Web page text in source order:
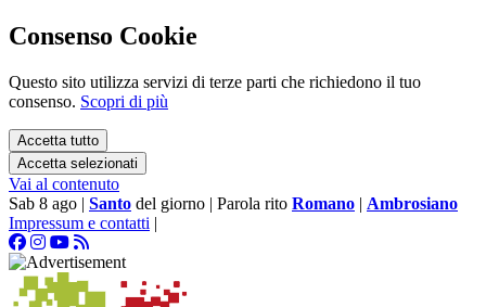
Consenso Cookie
Questo sito utilizza servizi di terze parti che richiedono il tuo
consenso. Scopri di più
Accetta tutto
Accetta selezionati
Vai al contenuto
Sab 8 ago | Santo del giorno | Parola rito Romano | Ambrosiano
Impressum e contatti |